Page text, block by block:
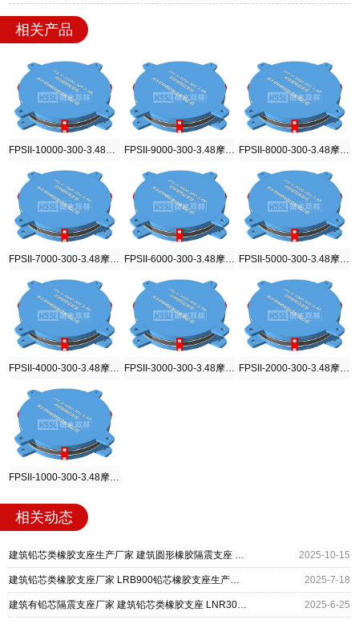
相关产品
FPSII-9000-300-3.48摩擦摆隔震支座
FPSII-6000-300-3.48摩擦摆隔震支座
FPSII-3000-300-3.48摩擦摆隔震支座
相关动态
建筑铅芯类橡胶支座生产厂家 建筑圆形橡胶隔震支座 LRB D800-Ⅱ隔震支座 2025-10-15
建筑铅芯类橡胶支座厂家 LRB900铅芯橡胶支座生产厂家 建筑隔震减震支座 2025-7-18
建筑有铅芯隔震支座厂家 建筑铅芯类橡胶支座 LNR300天然橡胶支座生产厂家 2025-6-25